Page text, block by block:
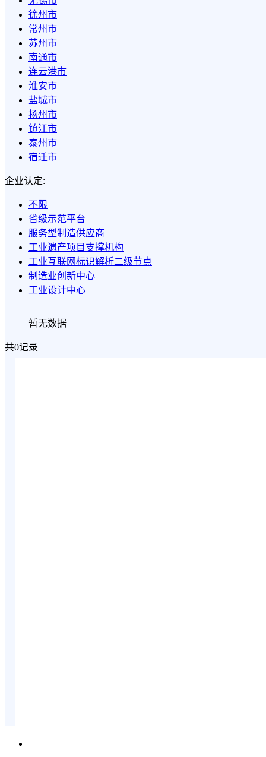
徐州市
常州市
苏州市
南通市
连云港市
淮安市
盐城市
扬州市
镇江市
泰州市
宿迁市
企业认定:
不限
省级示范平台
服务型制造供应商
工业遗产项目支撑机构
工业互联网标识解析二级节点
制造业创新中心
工业设计中心
暂无数据
共0记录